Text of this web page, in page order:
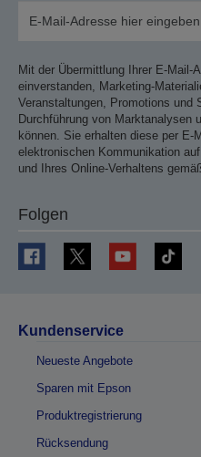
Mit der Übermittlung Ihrer E-Mail-
einverstanden, Marketing-
Veranstaltungen, Promotions und
Durchführung von Marktanalysen
können. Sie erhalten diese per E-
elektronischen Kommunikation
und Ihres Online-Verhaltens
Folgen
Kundenservice
Neueste Angebote
Sparen mit Epson
Produktregistrierung
Rücksendung